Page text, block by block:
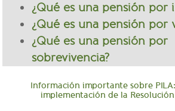
¿Qué es una pensión por
¿Qué es una pensión por
¿Qué es una pensión por
sobrevivencia?
Información importante sobre
implementación de la Resolución